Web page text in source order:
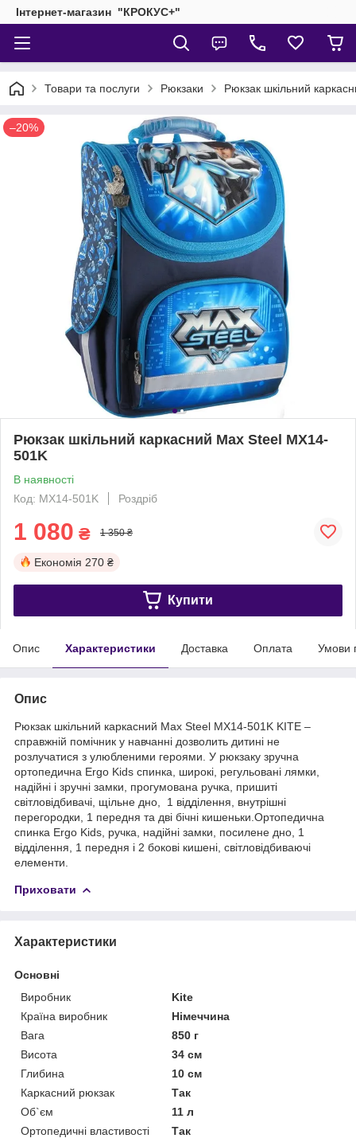
Інтернет-магазин "КРОКУС+"
Товари та послуги Рюкзаки Рюкзак шкільний
–20%
Рюкзак шкільний каркасний Max Steel MX14-
501K
В наявності
Код: MX14-501K
Роздріб
1 080 ₴ 1 350 ₴
Економія 270 ₴
Купити
Опис Характеристики Доставка Оплата Умови
Опис
Рюкзак шкільний каркасний Max Steel MX14-501K KITE –
справжній помічник у навчанні дозволить дитині не
розлучатися з улюбленими героями. У рюкзаку зручна
ортопедична Ergo Kids спинка, широкі, регульовані лямки,
надійні і зручні замки, прогумована ручка, пришиті
світловідбивачі, щільне дно, 1 відділення, внутрішні
перегородки, 1 передня та дві бічні кишеньки.Ортопедична
спинка Ergo Kids, ручка, надійні замки, посилене дно, 1
відділення, 1 передня і 2 бокові кишені, світловідбиваючі
елементи.
Приховати
Характеристики
Основні
Виробник
Kite
Країна виробник
Німеччина
Вага
850 г
Висота
34 см
Глибина
10 см
Каркасний рюкзак
Так
Об`єм
11 л
Ортопедичні властивості
Так